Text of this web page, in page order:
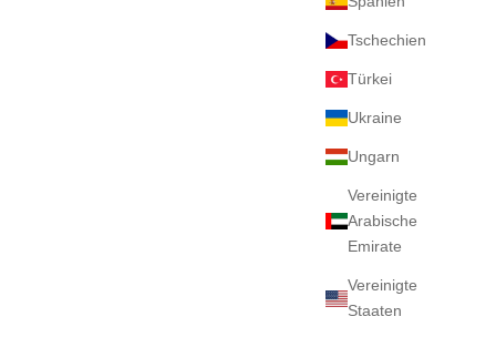
Tschechien
Türkei
Ukraine
Ungarn
Vereinigte
Arabische
Emirate
Vereinigte
Staaten